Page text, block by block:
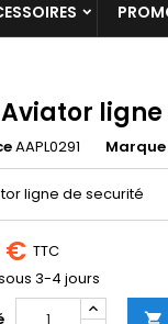
Aviator
AAPL0291 Marque
ligne de securité
€ TTC
3-4 jours
